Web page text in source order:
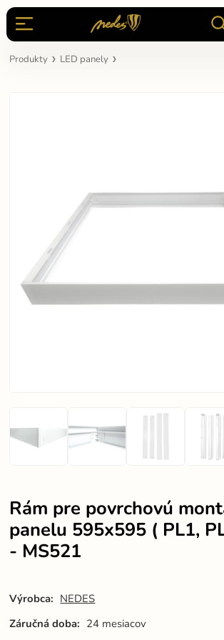
Produkty LED panely
Rám pre povrchovú
panelu 595x595 ( PL1,
- MS521
Výrobca: NEDES
Záručná doba: 24 mesiacov